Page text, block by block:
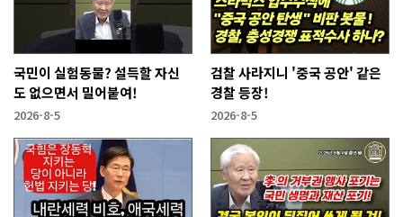
국민이 실험동물? 설득할 자신
도 없으면서 밀어붙여!
2026-8-5
검찰 사라지니 '중국 공안' 같은
경찰 등장!
2026-8-5